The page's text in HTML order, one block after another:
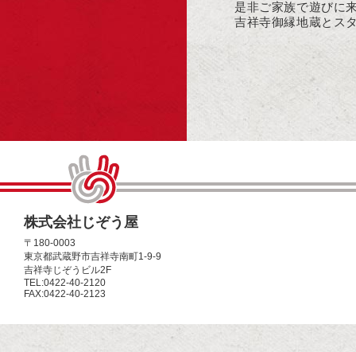
是非ご家族で遊びに
吉祥寺御縁地蔵とス
株式会社じぞう屋
〒180-0003
東京都武蔵野市吉祥寺南町1-9-9
吉祥寺じぞうビル2F
TEL:0422-40-2120
FAX:0422-40-2123